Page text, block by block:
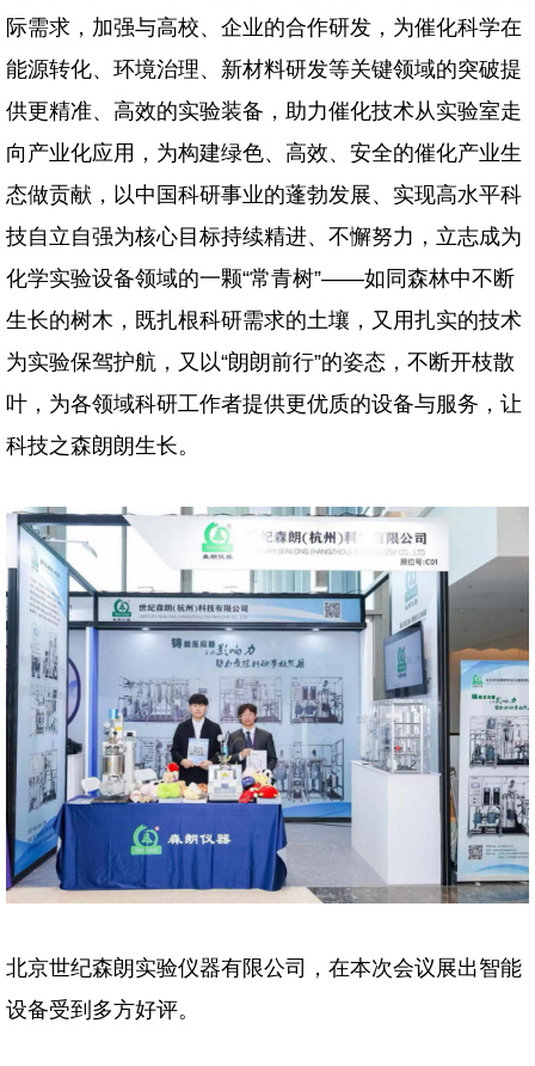
际需求，加强与高校、企业的合作研发，为催化科学在
能源转化、环境治理、新材料研发等关键领域的突破提
供更精准、高效的实验装备，助力催化技术从实验室走
向产业化应用，为构建绿色、高效、安全的催化产业生
态做贡献，以中国科研事业的蓬勃发展、实现高水平科
技自立自强为核心目标持续精进、不懈努力，立志成为
化学实验设备领域的一颗“常青树”——如同森林中不断
生长的树木，既扎根科研需求的土壤，又用扎实的技术
为实验保驾护航，又以“朗朗前行”的姿态，不断开枝散
叶，为各领域科研工作者提供更优质的设备与服务，让
科技之森朗朗生长。
北京世纪森朗实验仪器有限公司，在本次会议展出智能
设备受到多方好评。